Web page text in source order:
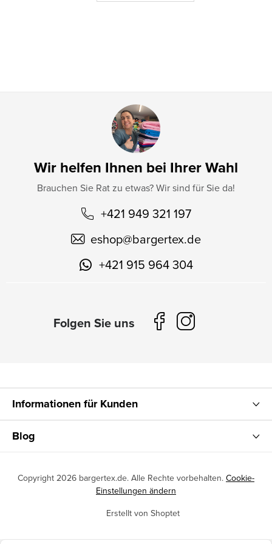
Wir helfen Ihnen bei Ihrer Wahl
Brauchen Sie Rat zu etwas? Wir sind für Sie da!
+421 949 321 197
eshop@bargertex.de
+421 915 964 304
Informationen für Kunden
Blog
Erstellt von Shoptet
Copyright 2026 bargertex.de. Alle Rechte vorbehalten. Cookie-
Einstellungen ändern